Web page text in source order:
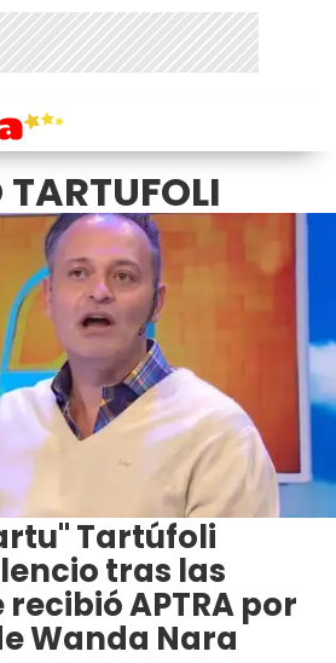
Tartúfoli
tras las
APTRA por
Wanda Nara